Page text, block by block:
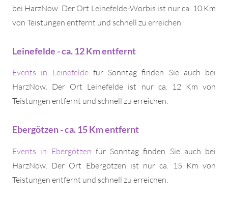
bei HarzNow. Der Ort Leinefelde-Worbis ist nur ca. 10 Km
von Teistungen entfernt und schnell zu erreichen.
Leinefelde - ca. 12 Km entfernt
Events in Leinefeldefür Sonntag finden Sie auch bei
HarzNow. Der Ort Leinefelde ist nur ca. 12 Km von
Teistungen entfernt und schnell zu erreichen.
Ebergötzen - ca. 15 Km entfernt
Events in Ebergötzen für Sonntag finden Sie auch bei
HarzNow. Der Ort Ebergötzen ist nur ca. 15 Km von
Teistungen entfernt und schnell zu erreichen.